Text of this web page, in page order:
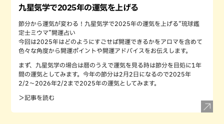
九星気学で2025年の運気を上げる
節分から運気が変わる！九星気学で2025年の運気を上げる“琉球鑑
定士ミウマ”開運占い
今回は2025年はどのようにすごせば開運できるかをアロマを含めて
色々な角度から開運ポイントや開運アドバイスをお伝えします。
まず、九星気学の場合は暦のうえで運気を見る時は節分を目処に1年
間の運気としてみます。今年の節分は2月2日になるので2025年
2/2〜2026年2/2まで2025年の運気としてみます。
＞記事を読む